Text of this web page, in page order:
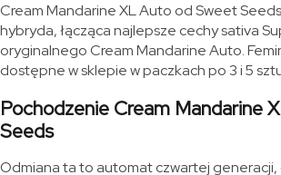
Cream Mandarine XL Auto od Sweet
hybryda, łącząca najlepsze cechy sativa
oryginalnego Cream Mandarine Auto.
dostępne w sklepie w paczkach po 3 i 5
Pochodzenie Cream Mandarine
Seeds
Odmiana ta to automat czwartej